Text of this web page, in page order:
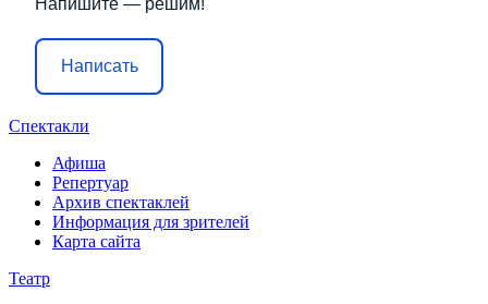
Написать
Спектакли
Афиша
Репертуар
Архив спектаклей
Информация для зрителей
Карта сайта
Театр